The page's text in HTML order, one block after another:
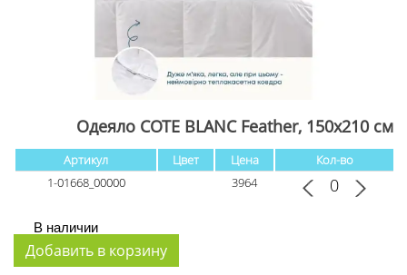
Одеяло COTE BLANC Feather, 150x210 см
Артикул Цвет Цена
Кол-во
1-01668_00000
3964
В наличии